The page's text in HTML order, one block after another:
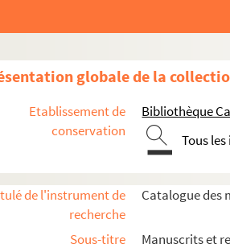
globale de la
Etablissement de
conservation
Bibliothèque
Tous
de l'instrument de
recherche
Catalogue des
Sous-titre
Manuscrits et
Ms_76-1218. Travaux et papiers personnels de
Ms_76. Observations météorologiques
Ms_80. Recueil Séguier n° 6.